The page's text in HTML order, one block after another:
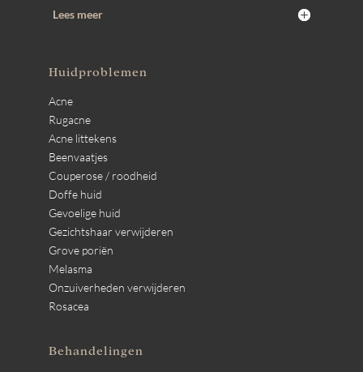
Lees meer
Huidproblemen
Acne
Rugacne
Acne littekens
Beenvaatjes
Couperose / roodheid
Doffe huid
Gevoelige huid
Gezichtshaar verwijderen
Grove poriën
Melasma
Onzuiverheden verwijderen
Rosacea
Behandelingen